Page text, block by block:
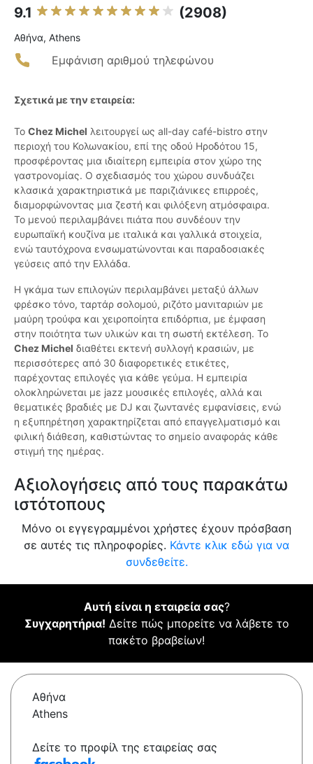
9.1 (2908)
Αθήνα, Athens
Εμφάνιση αριθμού τηλεφώνου
Σχετικά με την εταιρεία:
Το Chez Michel λειτουργεί ως all-day café-bistro στην
περιοχή του Κολωνακίου, επί της οδού Ηροδότου 15,
προσφέροντας μια ιδιαίτερη εμπειρία στον χώρο της
γαστρονομίας. Ο σχεδιασμός του χώρου συνδυάζει
κλασικά χαρακτηριστικά με παριζιάνικες επιρροές,
διαμορφώνοντας μια ζεστή και φιλόξενη ατμόσφαιρα.
Το μενού περιλαμβάνει πιάτα που συνδέουν την
ευρωπαϊκή κουζίνα με ιταλικά και γαλλικά στοιχεία,
ενώ ταυτόχρονα ενσωματώνονται και παραδοσιακές
γεύσεις από την Ελλάδα.
Η γκάμα των επιλογών περιλαμβάνει μεταξύ άλλων
φρέσκο τόνο, ταρτάρ σολομού, ριζότο μανιταριών με
μαύρη τρούφα και χειροποίητα επιδόρπια, με έμφαση
στην ποιότητα των υλικών και τη σωστή εκτέλεση. Το
Chez Michel διαθέτει εκτενή συλλογή κρασιών, με
περισσότερες από 30 διαφορετικές ετικέτες,
παρέχοντας επιλογές για κάθε γεύμα. Η εμπειρία
ολοκληρώνεται με jazz μουσικές επιλογές, αλλά και
θεματικές βραδιές με DJ και ζωντανές εμφανίσεις, ενώ
η εξυπηρέτηση χαρακτηρίζεται από επαγγελματισμό και
φιλική διάθεση, καθιστώντας το σημείο αναφοράς κάθε
στιγμή της ημέρας.
Αξιολογήσεις από τους παρακάτω
ιστότοπους
Μόνο οι εγγεγραμμένοι χρήστες έχουν πρόσβαση
σε αυτές τις πληροφορίες. Κάντε κλικ εδώ για να
συνδεθείτε.
Αυτή είναι η εταιρεία σας?
Συγχαρητήρια! Δείτε πώς μπορείτε να λάβετε το
πακέτο βραβείων!
Αθήνα
Athens
Δείτε το προφίλ της εταιρείας σας